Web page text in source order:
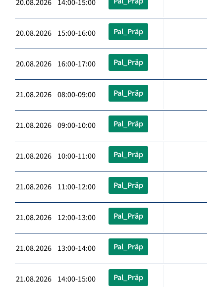
20.08.2026 14:00-15:00
20.08.2026 15:00-16:00 Pal_Präp
20.08.2026 16:00-17:00 Pal_Präp
21.08.2026 08:00-09:00 Pal_Präp
21.08.2026 09:00-10:00 Pal_Präp
21.08.2026 10:00-11:00 Pal_Präp
21.08.2026 11:00-12:00 Pal_Präp
21.08.2026 12:00-13:00 Pal_Präp
21.08.2026 13:00-14:00 Pal_Präp
21.08.2026 14:00-15:00 Pal_Präp